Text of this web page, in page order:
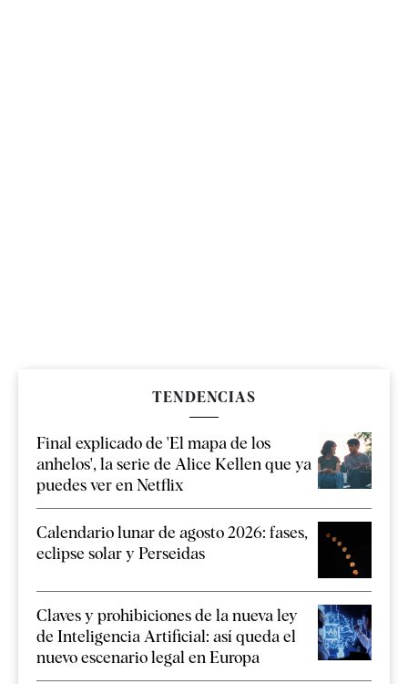
TENDENCIAS
Final explicado de 'El mapa de los
anhelos', la serie de Alice Kellen que ya
puedes ver en Netflix
Calendario lunar de agosto 2026: fases,
eclipse solar y Perseidas
Claves y prohibiciones de la nueva ley
de Inteligencia Artificial: así queda el
nuevo escenario legal en Europa